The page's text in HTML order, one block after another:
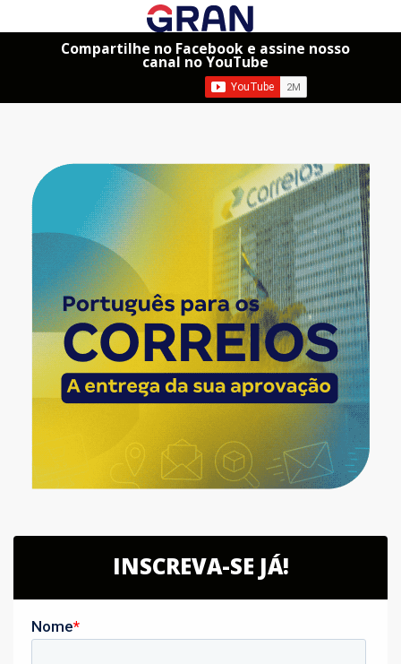
Compartilhe no Facebook e assine nosso
canal no YouTube
INSCREVA-SE JÁ!